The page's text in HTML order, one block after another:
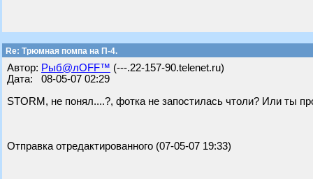
Re: Трюмная помпа на П-4.
Автор: Рыб@лOFF™ (---.22-157-90.telenet.ru)
Дата: 08-05-07 02:29
STORM, не понял....?, фотка не запостилась чтоли? Или ты
Отправка отредактированного (07-05-07 19:33)